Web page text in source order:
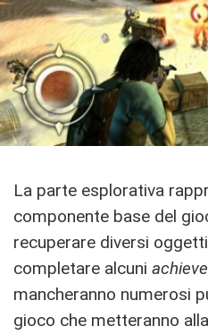
La parte esplorativa
componente base del
recuperare diversi
completare alcuni
mancheranno numerosi
gioco che metteranno